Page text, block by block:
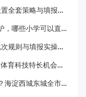
北京小升初志愿怎么合理排布？梯度设置全套策略与填报避坑指南
2026 北京小升初对口直升新增名单出炉，哪些小学可以直升优质初中？
北京小升初多批次志愿如何规划？各批次规则与填报实操指南
北京小升初特长还能助力升学吗？艺术体育科技特长机会与误区全面解析
2027 北京小升初跨区招生学校有哪些？海淀西城东城全市招生校完整汇总